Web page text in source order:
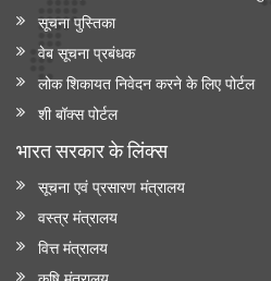
सूचना पुस्तिका
वेब सूचना प्रबंधक
लोक शिकायत निवेदन करने के लिए पोर्टल
शी बॉक्स पोर्टल
भारत सरकार के लिंक्‍स
सूचना एवं प्रसारण मंत्रालय
वस्त्र मंत्रालय
वित्त मंत्रालय